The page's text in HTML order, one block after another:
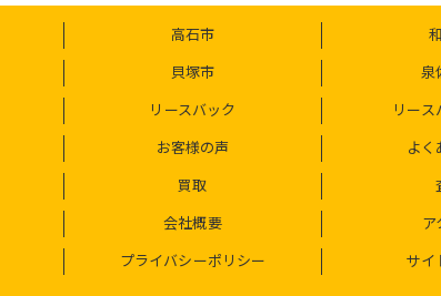
高石市
貝塚市
泉
リースバック
リー
お客様の声
よ
買取
会社概要
プライバシーポリシー サイ